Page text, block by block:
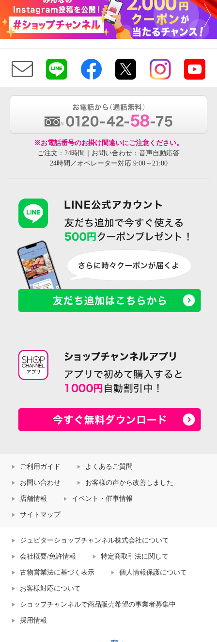
※お電話番号のお掛け間違いにご注意ください。
ご注文：24時間｜お問い合わせ：音声自動応答
24時間／オペレーター対応 9:00～21:00
ご利用ガイド よくあるご質問
お問い合わせ お客様の声から改善しました
店舗情報 イベント・催事情報
サイトマップ
ジュピターショップチャンネル株式会社について
会社概要/免許情報 特定商取引法に関して
古物営業法に基づく表示 個人情報保護について
お客様対応について
ショップチャンネルで商品販売希望の事業者募集中
採用情報